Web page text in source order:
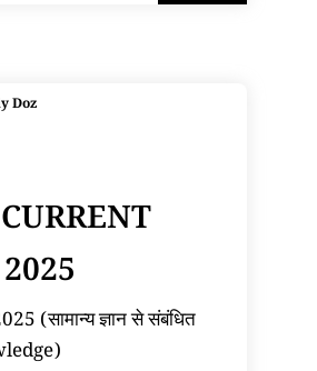
Doz
(सामान्य ज्ञान से संबंधित